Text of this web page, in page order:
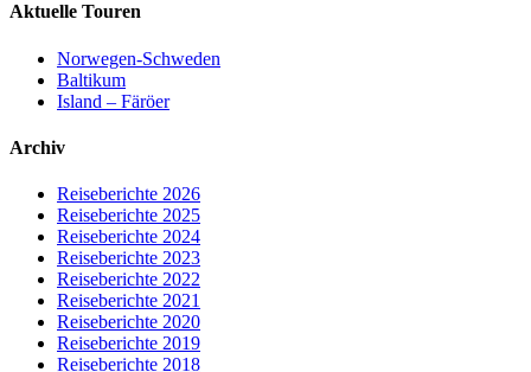
Aktuelle Touren
Norwegen-Schweden
Baltikum
Island – Färöer
Archiv
Reiseberichte 2026
Reiseberichte 2025
Reiseberichte 2024
Reiseberichte 2023
Reiseberichte 2022
Reiseberichte 2021
Reiseberichte 2020
Reiseberichte 2019
Reiseberichte 2018